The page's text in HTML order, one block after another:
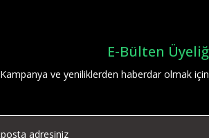
E-Bülten
Kampanya ve yeniliklerden haberdar olmak